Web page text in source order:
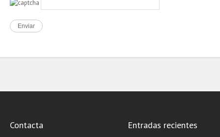
Contacta Entradas recientes